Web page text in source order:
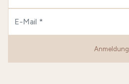
Anmeldung